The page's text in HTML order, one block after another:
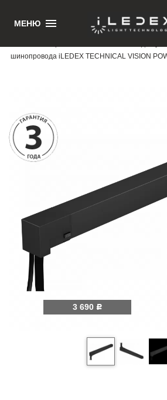
МЕНЮ
шинопровода iLEDEX TECHNICAL VISION
3 690 Р